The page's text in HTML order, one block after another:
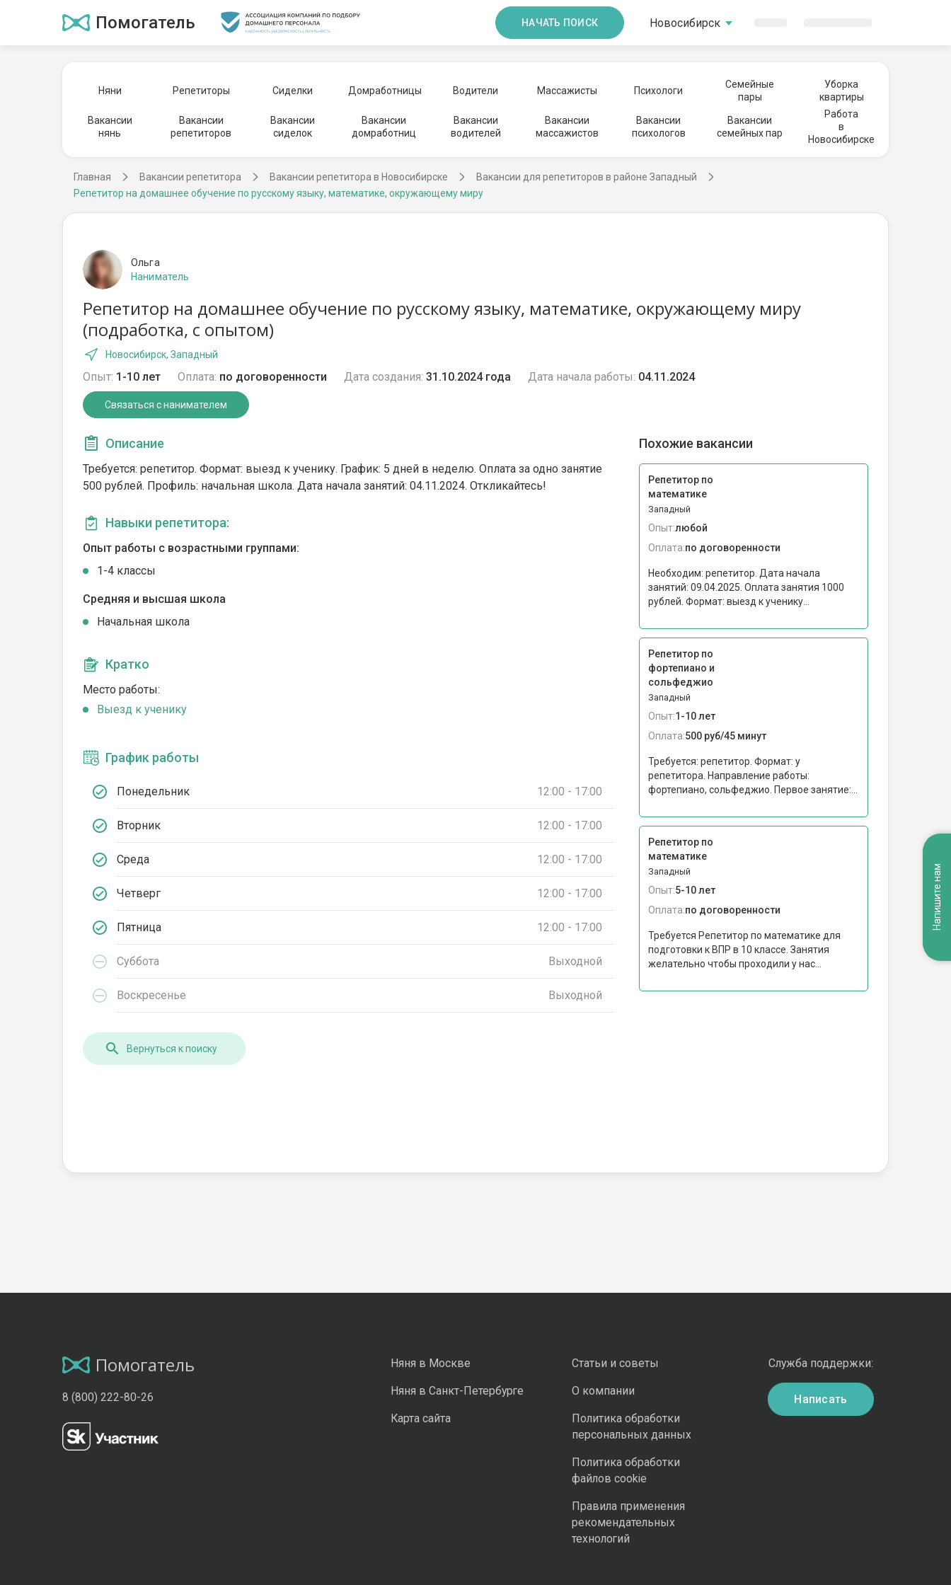
Помогатель НАЧАТЬ ПОИСК Новосибирск
Няни Репетиторы Сиделки Домработницы Водители Массажисты Психологи
Семейные
пары
Уборка
квартиры
Вакансии
нянь
Вакансии
репетиторов
Вакансии
сиделок
Вакансии
домработниц
Вакансии
водителей
Вакансии
массажистов
Вакансии
психологов
Вакансии
семейных пар
Работа
в
Новосибирске
Главная Вакансии репетитора Вакансии репетитора в Новосибирске
Вакансии для репетиторов в районе Западный
Репетитор на домашнее обучение по русскому языку, математике, окружающему миру
Ольга
Наниматель
Репетитор на домашнее обучение по русскому языку, математике, окружающему миру
(подработка, с опытом)
Новосибирск, Западный
Опыт: 1-10 лет Оплата: по договоренности Дата создания: 31.10.2024 года Дата начала работы: 04.11.2024
Связаться с нанимателем
Описание
Требуется: репетитор. Формат: выезд к ученику. График: 5 дней в неделю. Оплата за одно занятие
500 рублей. Профиль: начальная школа. Дата начала занятий: 04.11.2024. Откликайтесь!
Навыки репетитора:
Опыт работы с возрастными группами:
1-4 классы
Средняя и высшая школа
Начальная школа
Кратко
Место работы:
Выезд к ученику
График работы
Понедельник 12:00 - 17:00
Вторник 12:00 - 17:00
Среда 12:00 - 17:00
Четверг 12:00 - 17:00
Пятница 12:00 - 17:00
Суббота Выходной
Воскресенье Выходной
Похожие вакансии
Репетитор по
математике
Западный
Опыт:любой
Оплата:по договоренности
Необходим: репетитор. Дата начала
занятий: 09.04.2025. Оплата занятия 1000
рублей. Формат: выезд к ученику...
Репетитор по
фортепиано и
сольфеджио
Западный
Опыт:1-10 лет
Оплата:500 руб/45 минут
Требуется: репетитор. Формат: у
репетитора. Направление работы:
фортепиано, сольфеджио. Первое занятие:...
Репетитор по
математике
Западный
Опыт:5-10 лет
Оплата:по договоренности
Требуется Репетитор по математике для
подготовки к ВПР в 10 классе. Занятия
желательно чтобы проходили у нас...
Вернуться к поиску
Помогатель
8 (800) 222-80-26
Няня в Москве
Няня в Санкт-Петербурге
Карта сайта
Статьи и советы
О компании
Политика обработки
персональных данных
Политика обработки
файлов cookie
Правила применения
рекомендательных
технологий
Служба поддержки:
Написать
Напишите нам